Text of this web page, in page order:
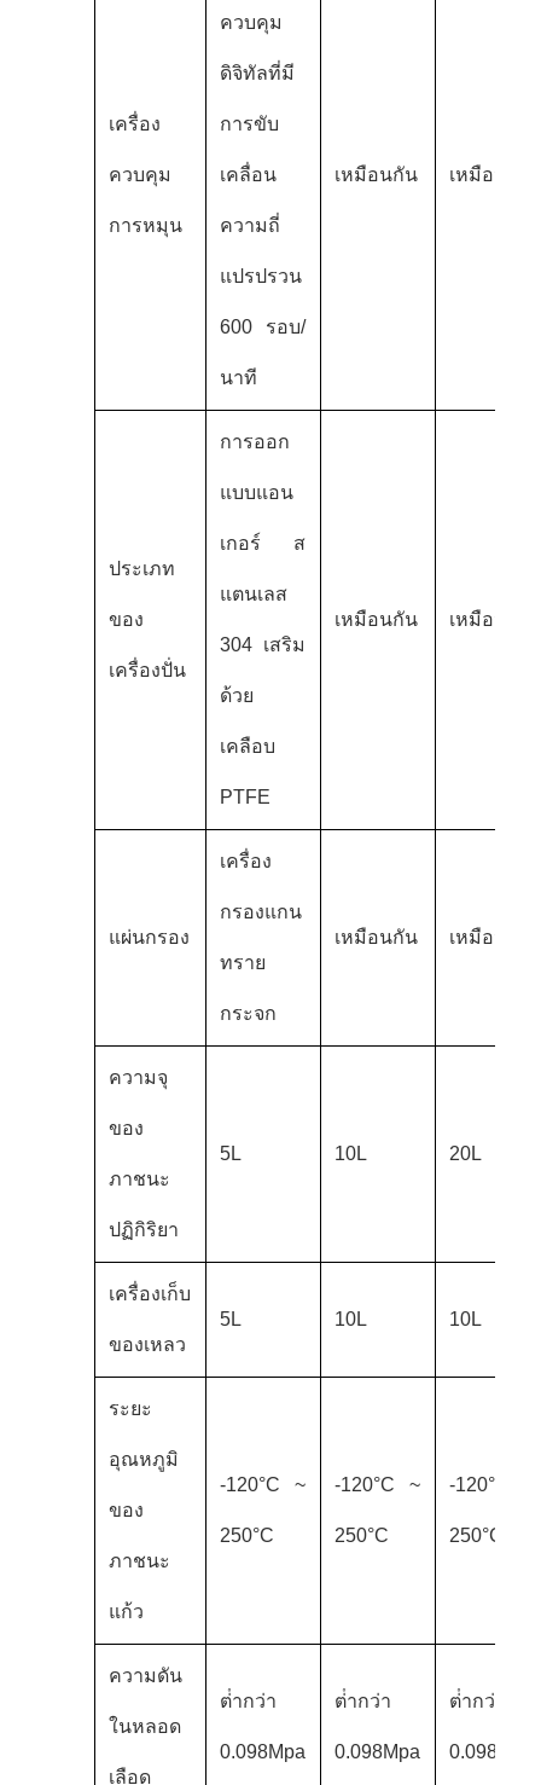
เครื่อง
ควบคุม
การหมุน
ควบคุม
ดิจิทัลที่มี
การขับ
เคลื่อน
ความถี่
แปรปรวน
600 รอบ/
นาที
เหมือนกัน เหมือนกัน
ประเภท
ของ
เครื่องปั่น
การออก
แบบแอน
เกอร์ ส
แตนเลส
304 เสริม
ด้วย
เคลือบ
PTFE
เหมือนกัน เหมือนกัน
แผ่นกรอง
เครื่อง
กรองแกน
ทราย
กระจก
เหมือนกัน เหมือนกัน
ความจุ
ของ
ภาชนะ
ปฏิกิริยา
5L 10L 20L
เครื่องเก็บ
ของเหลว
5L 10L 10L
ระยะ
อุณหภูมิ
ของ
ภาชนะ
แก้ว
-120°C ~
250°C
-120°C ~
250°C
-120°C ~
250°C
ความดัน
ในหลอด
เลือด
ต่ํากว่า
0.098Mpa
ต่ํากว่า
0.098Mpa
ต่ํากว่า
0.098Mpa